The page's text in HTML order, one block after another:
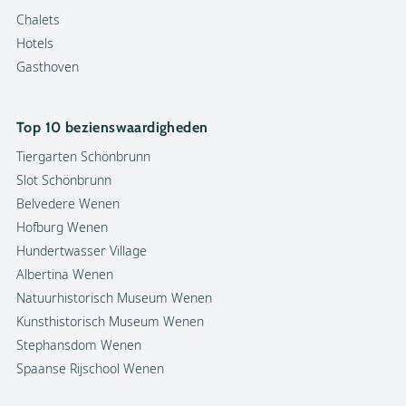
Chalets
Hotels
Gasthoven
Top 10 bezienswaardigheden
Tiergarten Schönbrunn
Slot Schönbrunn
Belvedere Wenen
Hofburg Wenen
Hundertwasser Village
Albertina Wenen
Natuurhistorisch Museum Wenen
Kunsthistorisch Museum Wenen
Stephansdom Wenen
Spaanse Rijschool Wenen